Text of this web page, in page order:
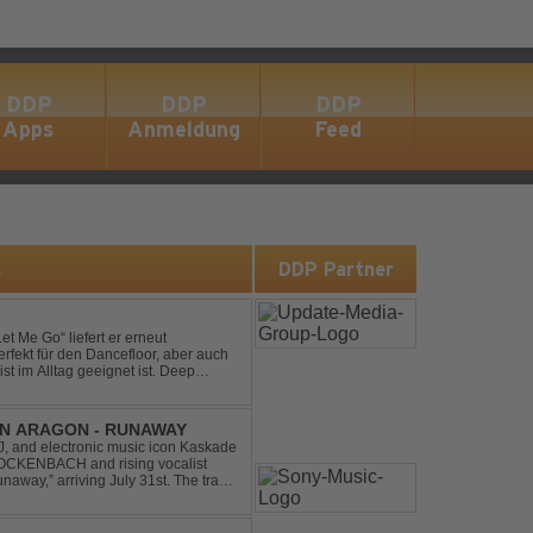
DDP
Apps
DDP
Anmeldung
DDP
Feed
Me Go“ liefert er erneut
für den Dancefloor, aber auch
im Alltag geeignet ist. Deep
ARAGON - RUNAWAY
and electronic music icon Kaskade
and rising vocalist
arriving July 31st. The track
DDP Partner